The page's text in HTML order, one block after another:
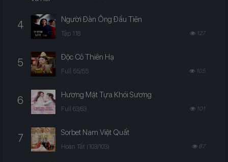
4 Người Đàn Ông Đầu Tiên
Tập 118 127
5 Độc Cô Thiên Hạ
Full 55/55 105
6 Hương Mật Tựa Khói Sương
Full 63/63 101
7 Sorbet Nam Việt Quất
Hoàn Tất (103/103) 87